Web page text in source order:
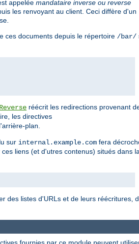
appelée mandataire inverse ou reverse
les renvoyant au client. Ceci diffère d'un
ces documents depuis le répertoire /bar/
réécrit les redirections provenant
les directives
plan.
sur internal.example.com fera
ces liens (et d'utres contenus) situés dans la
des listes d'URLs et de leurs réécritures,